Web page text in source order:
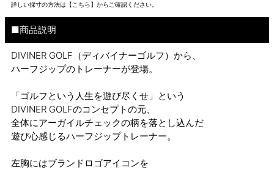
詳しい採寸の方法は 【こちら】から ご確認ください。
■商品説明
DIVINER GOLF（ディバイナーゴルフ）から、
ハーフジップのトレーナーが登場。
「ゴルフという人生を遊び尽くせ」という
DIVINER GOLFのコンセプトの元、
全体にアーガイルチェックの柄を落とし込んだ
遊び心感じるハーフジップトレーナー。
左胸にはブランドロゴアイコンを